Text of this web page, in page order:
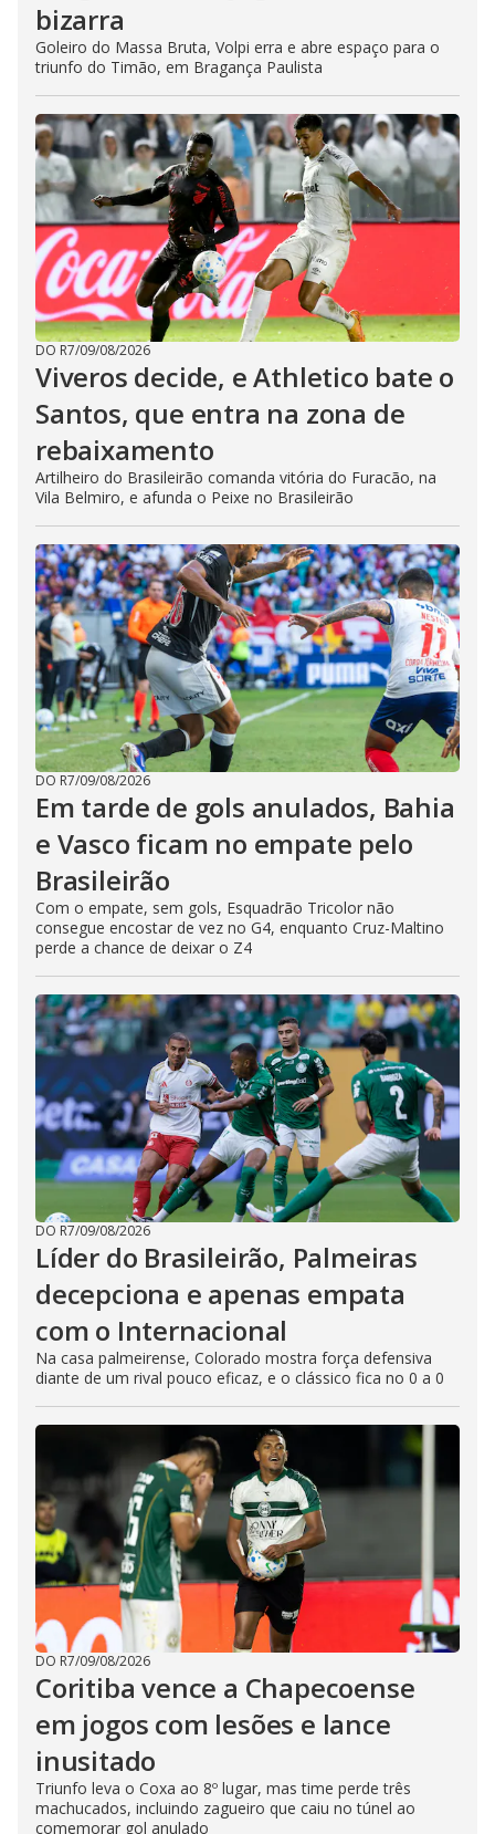
bizarra
Goleiro do Massa Bruta, Volpi erra e abre espaço para o
triunfo do Timão, em Bragança Paulista
DO R7/09/08/2026
Viveros decide, e Athletico bate o
Santos, que entra na zona de
rebaixamento
Artilheiro do Brasileirão comanda vitória do Furacão, na
Vila Belmiro, e afunda o Peixe no Brasileirão
DO R7/09/08/2026
Em tarde de gols anulados, Bahia
e Vasco ficam no empate pelo
Brasileirão
Com o empate, sem gols, Esquadrão Tricolor não
consegue encostar de vez no G4, enquanto Cruz-Maltino
perde a chance de deixar o Z4
DO R7/09/08/2026
Líder do Brasileirão, Palmeiras
decepciona e apenas empata
com o Internacional
Na casa palmeirense, Colorado mostra força defensiva
diante de um rival pouco eficaz, e o clássico fica no 0 a 0
DO R7/09/08/2026
Coritiba vence a Chapecoense
em jogos com lesões e lance
inusitado
Triunfo leva o Coxa ao 8º lugar, mas time perde três
machucados, incluindo zagueiro que caiu no túnel ao
comemorar gol anulado